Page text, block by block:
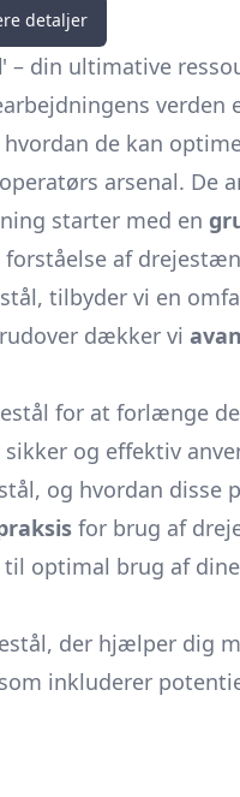
detaljer
' – din ultimative
de kan
operatørs arsenal. De
starter med en
af
tilbyder vi en
dækker vi
for at forlænge
og effektiv
og hvordan disse
for brug af
til optimal brug af
der hjælper dig
inkluderer